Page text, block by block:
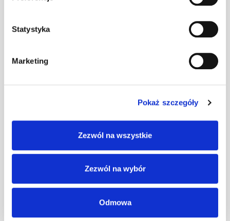
Statystyka
Marketing
Pokaż szczegóły
Zezwól na wszystkie
Zezwól na wybór
Odmowa
SMART Ława
BD-350/30
0,4 kasztan kpl.
BD-350/30
kpl –